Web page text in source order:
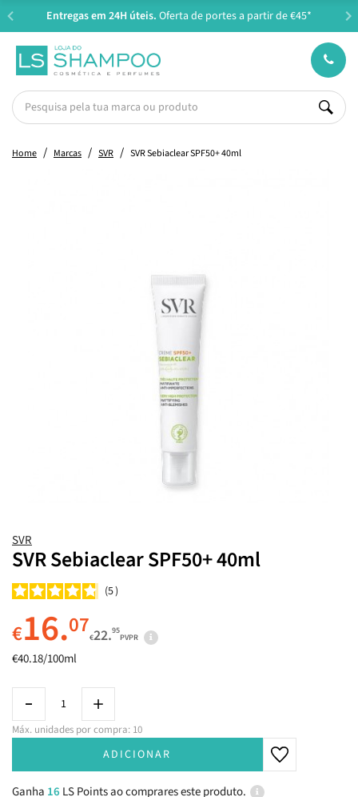
Entregas em 24H úteis. Oferta de portes a partir de €45*
Home Marcas SVR SVR Sebiaclear SPF50+ 40ml
SVR
SVR Sebiaclear SPF50+ 40ml
5
€16.07€22.95
PVPR
€40.18/100ml
Máx. unidades por compra: 10
ADICIONAR
Ganha 16 LS Points ao comprares este produto.